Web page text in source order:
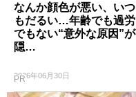
なんか顔色が悪い、いつ
もだるい…年齢でも過労
でもない“意外な原因”が
隠…
2026年06月30日
PR